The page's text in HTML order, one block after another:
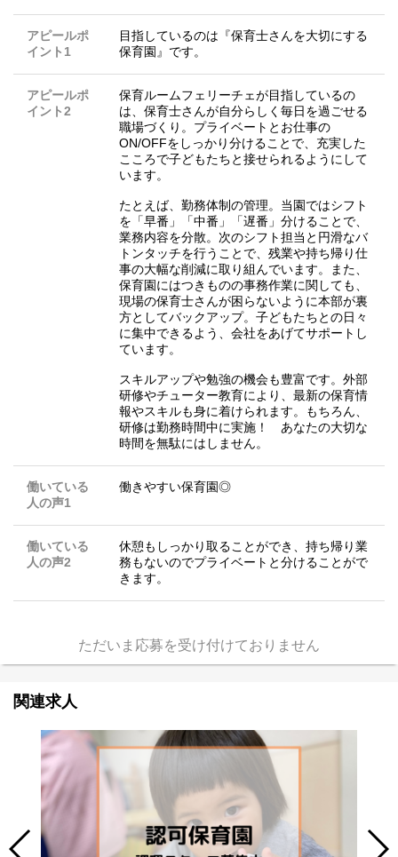
アピールポ
イント1
目指しているのは『保育士さんを大切にする
保育園』です。
アピールポ
イント2
保育ルームフェリーチェが目指しているの
は、保育士さんが自分らしく毎日を過ごせる
職場づくり。プライベートとお仕事の
ON/OFFをしっかり分けることで、充実した
こころで子どもたちと接せられるようにして
います。
たとえば、勤務体制の管理。当園ではシフト
を「早番」「中番」「遅番」分けることで、
業務内容を分散。次のシフト担当と円滑なバ
トンタッチを行うことで、残業や持ち帰り仕
事の大幅な削減に取り組んでいます。また、
保育園にはつきものの事務作業に関しても、
現場の保育士さんが困らないように本部が裏
方としてバックアップ。子どもたちとの日々
に集中できるよう、会社をあげてサポートし
ています。
スキルアップや勉強の機会も豊富です。外部
研修やチューター教育により、最新の保育情
報やスキルも身に着けられます。もちろん、
研修は勤務時間中に実施！ あなたの大切な
時間を無駄にはしません。
働いている
人の声1
働きやすい保育園◎
働いている
人の声2
休憩もしっかり取ることができ、持ち帰り業
務もないのでプライベートと分けることがで
きます。
ただいま応募を受け付けておりません
関連求人